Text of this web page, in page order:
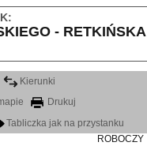
- RETKIŃSKA
Kierunki
Drukuj
Tabliczka jak na przystanku
ROBOCZY